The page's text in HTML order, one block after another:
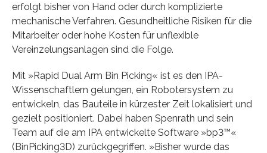
erfolgt bisher von Hand oder durch komplizierte
mechanische Verfahren. Gesundheitliche Risiken für die
Mitarbeiter oder hohe Kosten für unflexible
Vereinzelungsanlagen sind die Folge.
Mit »Rapid Dual Arm Bin Picking« ist es den IPA-
Wissenschaftlern gelungen, ein Robotersystem zu
entwickeln, das Bauteile in kürzester Zeit lokalisiert und
gezielt positioniert. Dabei haben Spenrath und sein
Team auf die am IPA entwickelte Software »bp3™«
(BinPicking3D) zurückgegriffen. »Bisher wurde das